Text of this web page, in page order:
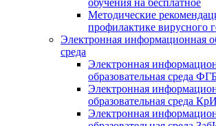
обучения на бесплатное
Методические
профилактике вирусного
Электронная информационная
среда
Электронная
образовательная среда
Электронная
образовательная среда
Электронная